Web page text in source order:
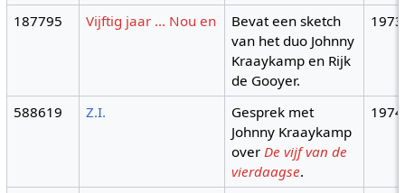
187795 Vijftig jaar ... Nou en
Bevat een sketch
van het duo Johnny
Kraaykamp en Rijk
de Gooyer.
1973
588619 Z.I.
Gesprek met
Johnny Kraaykamp
overDe vijf van de
vierdaagse.
1974